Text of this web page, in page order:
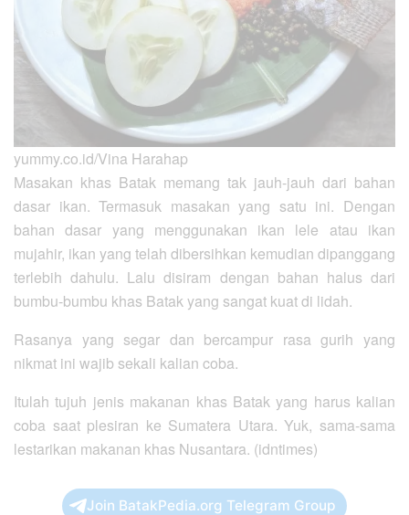
yummy.co.id/Vina Harahap
Masakan khas Batak memang tak jauh-jauh dari bahan
dasar ikan. Termasuk masakan yang satu ini. Dengan
bahan dasar yang menggunakan ikan lele atau ikan
mujahir, ikan yang telah dibersihkan kemudian dipanggang
terlebih dahulu. Lalu disiram dengan bahan halus dari
bumbu-bumbu khas Batak yang sangat kuat di lidah.
Rasanya yang segar dan bercampur rasa gurih yang
nikmat ini wajib sekali kalian coba.
Itulah tujuh jenis makanan khas Batak yang harus kalian
coba saat plesiran ke Sumatera Utara. Yuk, sama-sama
lestarikan makanan khas Nusantara. (idntimes)
Join BatakPedia.org Telegram Group